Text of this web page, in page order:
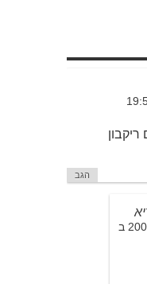
הגב
19 בינואר 2008 ב